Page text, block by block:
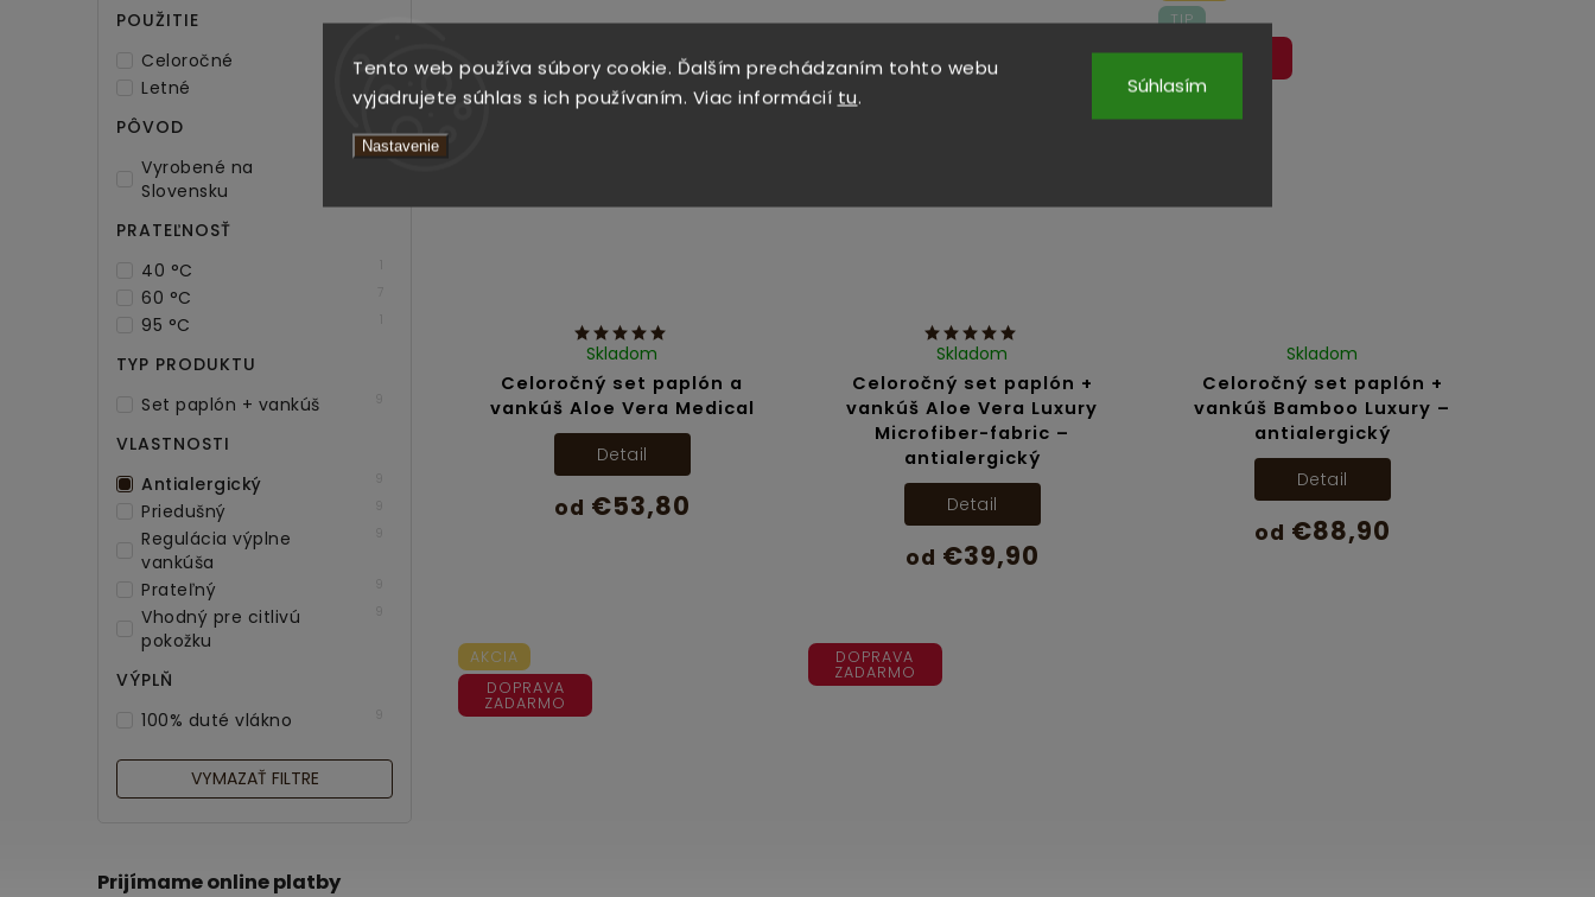
Tento web používa súbory cookie. Ďalším prechádzaním tohto webu
vyjadrujete súhlas s ich používaním. Viac informácií tu.
Nastavenie
Súhlasím
POUŽITIE
Celoročné
Letné
PÔVOD
Vyrobené na
Slovensku
9
PRATEĽNOSŤ
40 °C
60 °C
95 °C
TYP PRODUKTU
Set paplón + vankúš
VLASTNOSTI
Antialergický
Priedušný
Regulácia výplne
vankúša
Prateľný
Vhodný pre citlivú
pokožku
VÝPLŇ
100% duté vlákno
VYMAZAŤ FILTRE
Prijímame online platby
Celoročný set paplón a
vankúš Aloe Vera Medical
Skladom
od €53,80
Detail
Celoročný set paplón +
vankúš Aloe Vera Luxury
Microfiber-fabric –
antialergický
Skladom
od €39,90
Detail
TIP
DOPRAVA
Celoročný set paplón +
vankúš Bamboo Luxury –
antialergický
Skladom
od €88,90
Detail
AKCIA
DOPRAVA
ZADARMO
DOPRAVA
ZADARMO